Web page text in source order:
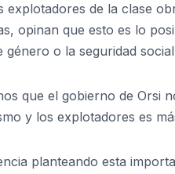
explotadores de la clase
opinan que esto es lo
o la seguridad
que el gobierno de Orsi
y los explotadores es
planteando esta